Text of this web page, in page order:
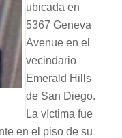
ubicada en
5367 Geneva
Avenue en el
vecindario
Emerald Hills
de San Diego.
La víctima fue
en el piso de su